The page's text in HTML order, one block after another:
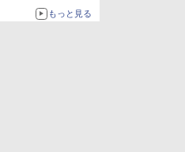
もっと見る